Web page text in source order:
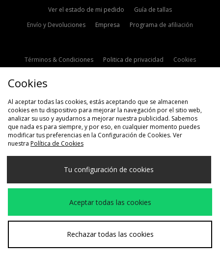
Ver el estado de mi pedido
Guía de tallas
Envío y Devoluciones
Empresa Programa de afiliación
Términos & Condiciones Politica de privacidad
Cookies
Selecciona País
España
Aceptamos las siguientes formas de pago
Visita nuestra página corporativa en www.jdplc.com
Cookies
Al aceptar todas las cookies, estás aceptando que se almacenen
cookies en tu dispositivo para mejorar la navegación por el sitio web,
analizar su uso y ayudarnos a mejorar nuestra publicidad. Sabemos
que nada es para siempre, y por eso, en cualquier momento puedes
modificar tus preferencias en la Configuración de Cookies. Ver
nuestra Política de Cookies
Tu configuración de cookies
Aceptar todas las cookies
Rechazar todas las cookies